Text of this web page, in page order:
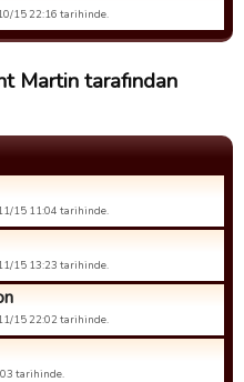
15 22:16 tarihinde.
Martin tarafından
15 11:04 tarihinde.
15 13:23 tarihinde.
15 22:02 tarihinde.
tarihinde.